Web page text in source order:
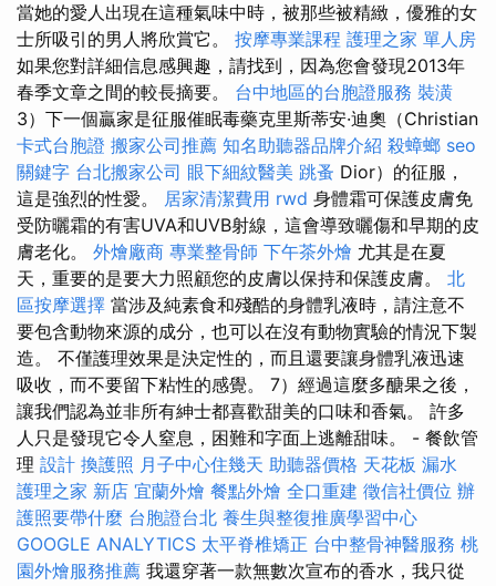
當她的愛人出現在這種氣味中時，被那些被精緻，優雅的女
士所吸引的男人將欣賞它。 按摩專業課程 護理之家 單人房
如果您對詳細信息感興趣，請找到，因為您會發現2013年
春季文章之間的較長摘要。 台中地區的台胞證服務 裝潢
3）下一個贏家是征服催眠毒藥克里斯蒂安·迪奧（Christian
卡式台胞證 搬家公司推薦 知名助聽器品牌介紹 殺蟑螂 seo
關鍵字 台北搬家公司 眼下細紋醫美 跳蚤 Dior）的征服，
這是強烈的性愛。 居家清潔費用 rwd 身體霜可保護皮膚免
受防曬霜的有害UVA和UVB射線，這會導致曬傷和早期的皮
膚老化。 外燴廠商 專業整骨師 下午茶外燴 尤其是在夏
天，重要的是要大力照顧您的皮膚以保持和保護皮膚。 北
區按摩選擇 當涉及純素食和殘酷的身體乳液時，請注意不
要包含動物來源的成分，也可以在沒有動物實驗的情況下製
造。 不僅護理效果是決定性的，而且還要讓身體乳液迅速
吸收，而不要留下粘性的感覺。 7）經過這麼多醣果之後，
讓我們認為並非所有紳士都喜歡甜美的口味和香氣。 許多
人只是發現它令人窒息，困難和字面上逃離甜味。 - 餐飲管
理 設計 換護照 月子中心住幾天 助聽器價格 天花板 漏水
護理之家 新店 宜蘭外燴 餐點外燴 全口重建 徵信社價位 辦
護照要帶什麼 台胞證台北 養生與整復推廣學習中心
GOOGLE ANALYTICS 太平脊椎矯正 台中整骨神醫服務 桃
園外燴服務推薦 我還穿著一款無數次宣布的香水，我只從